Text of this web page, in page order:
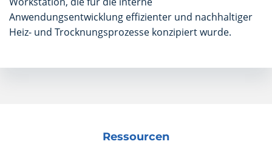
Anwendungsentwicklung effizienter und nachhaltiger
Heiz- und Trocknungsprozesse konzipiert wurde.
Ressourcen